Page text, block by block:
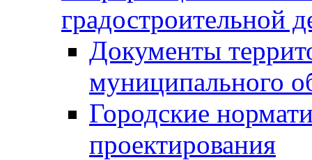
градостроительной
Документы
муниципального
Городские
проектирования